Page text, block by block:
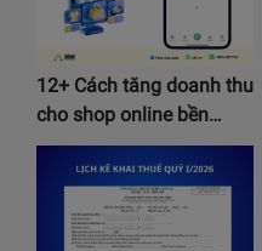
12+ Cách tăng doanh thu
cho shop online bền…